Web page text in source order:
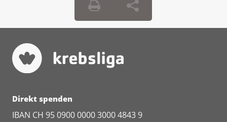
Direkt spenden
IBAN CH 95 0900 0000 3000 4843 9